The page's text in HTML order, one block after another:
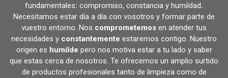
fundamentales: compromiso, constancia y humildad.
Necesitamos estar día a día con vosotros y formar parte de
vuestro entorno. Nos comprometemos en atender tus
necesidades y constantemente estaremos contigo. Nuestro
origen es humilde pero nos motiva estar a tu lado y saber
que estas cerca de nosotros. Te ofrecemos un amplio surtido
de productos profesionales tanto de limpieza como de